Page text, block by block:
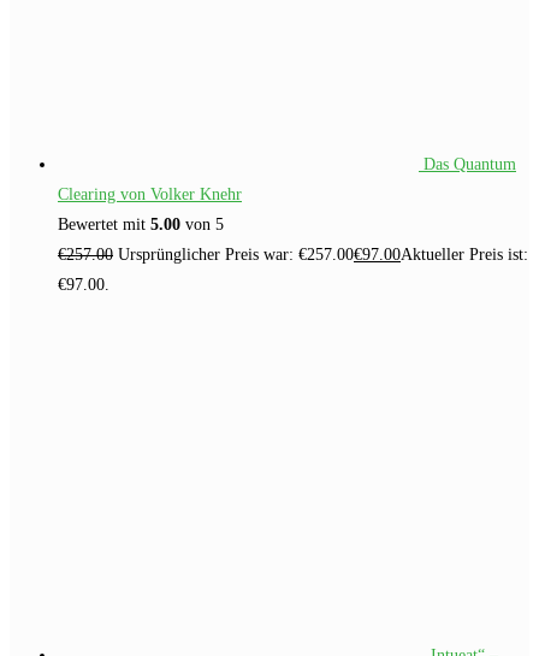
Das Quantum
Clearing von Volker Knehr
Bewertet mit 5.00 von 5
€257.00 Ursprünglicher Preis war: €257.00€97.00Aktueller Preis ist:
€97.00.